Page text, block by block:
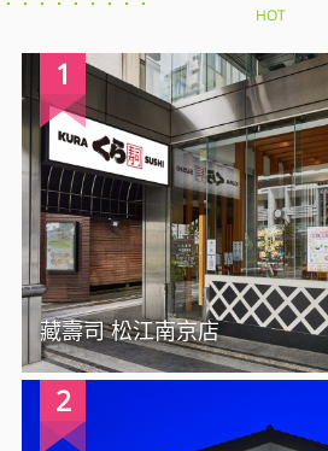
HOT
1
藏壽司 松江南京店
2